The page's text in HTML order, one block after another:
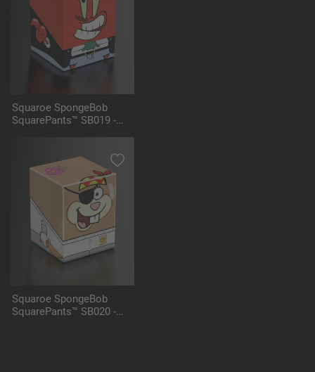
Squaroe SpongeBob
SquarePants™ SB019 -
Squaroe SpongeBob
SquarePants™ SB020 -